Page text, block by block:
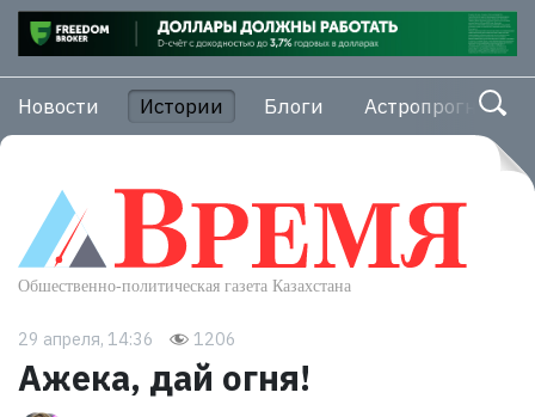
Новости Истории Блоги Астропрогноз
29 апреля, 14:36 1206
Ажека, дай огня!